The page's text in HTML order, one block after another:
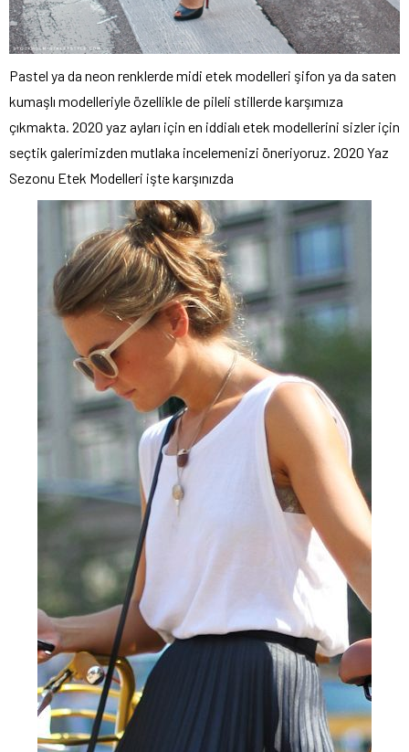
Pastel ya da neon renklerde midi etek modelleri şifon ya da saten
kumaşlı modelleriyle özellikle de pileli stillerde karşımıza
çıkmakta. 2020 yaz ayları için en iddialı etek modellerini sizler için
seçtik galerimizden mutlaka incelemenizi öneriyoruz. 2020 Yaz
Sezonu Etek Modelleri işte karşınızda